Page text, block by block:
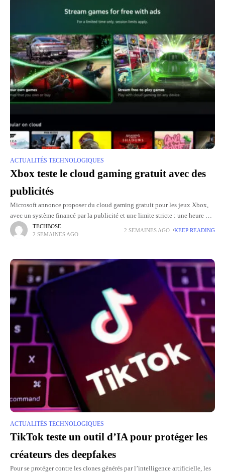
ACTUALITÉS TECHNOLOGIQUES
Xbox teste le cloud gaming gratuit avec des
publicités
Microsoft annonce proposer du cloud gaming gratuit pour les jeux Xbox,
avec un système financé par la publicité et une limite stricte : une heure de
jeu par session. Il
TECHBOSE
2 SEMAINES AGO
2 SEMAINES AGO KEEP READING
ACTUALITÉS TECHNOLOGIQUES
TikTok teste un outil d’IA pour protéger les
créateurs des deepfakes
Pour se protéger contre les clones générés par l’intelligence artificielle, les